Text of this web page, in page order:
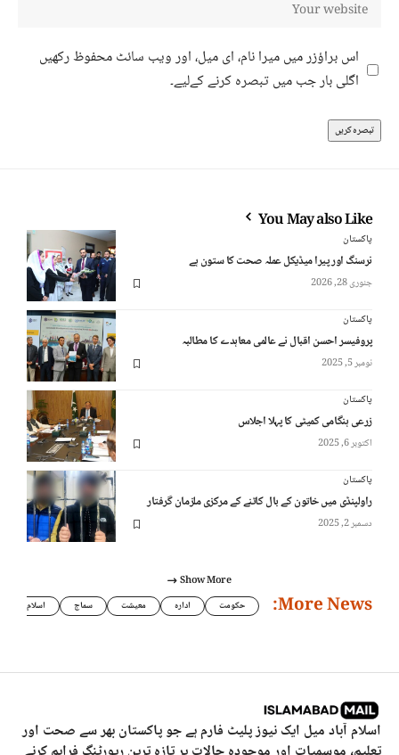
اس براؤزر میں میرا نام، ای میل، اور ویب سائٹ محفوظ رکھیں
اگلی بار جب میں تبصرہ کرنے کےلیے۔
You May also Like
پاکستان
نرسنگ اور پیرا میڈیکل عملہ صحت کا ستون ہے
جنوری 28, 2026
پاکستان
پروفیسر احسن اقبال نے عالمی معاہدے کا مطالبہ
نومبر 5, 2025
پاکستان
زرعی ہنگامی کمیٹی کا پہلا اجلاس
اکتوبر 6, 2025
پاکستان
راولپنڈی میں خاتون کے بال کاٹنے کے مرکزی ملزمان گرفتار
دسمبر 2, 2025
Show More
More News: حکومت ادارہ معیشت سماج اسلام
اسلام آباد میل ایک نیوز پلیٹ فارم ہے جو پاکستان بھر سے صحت اور